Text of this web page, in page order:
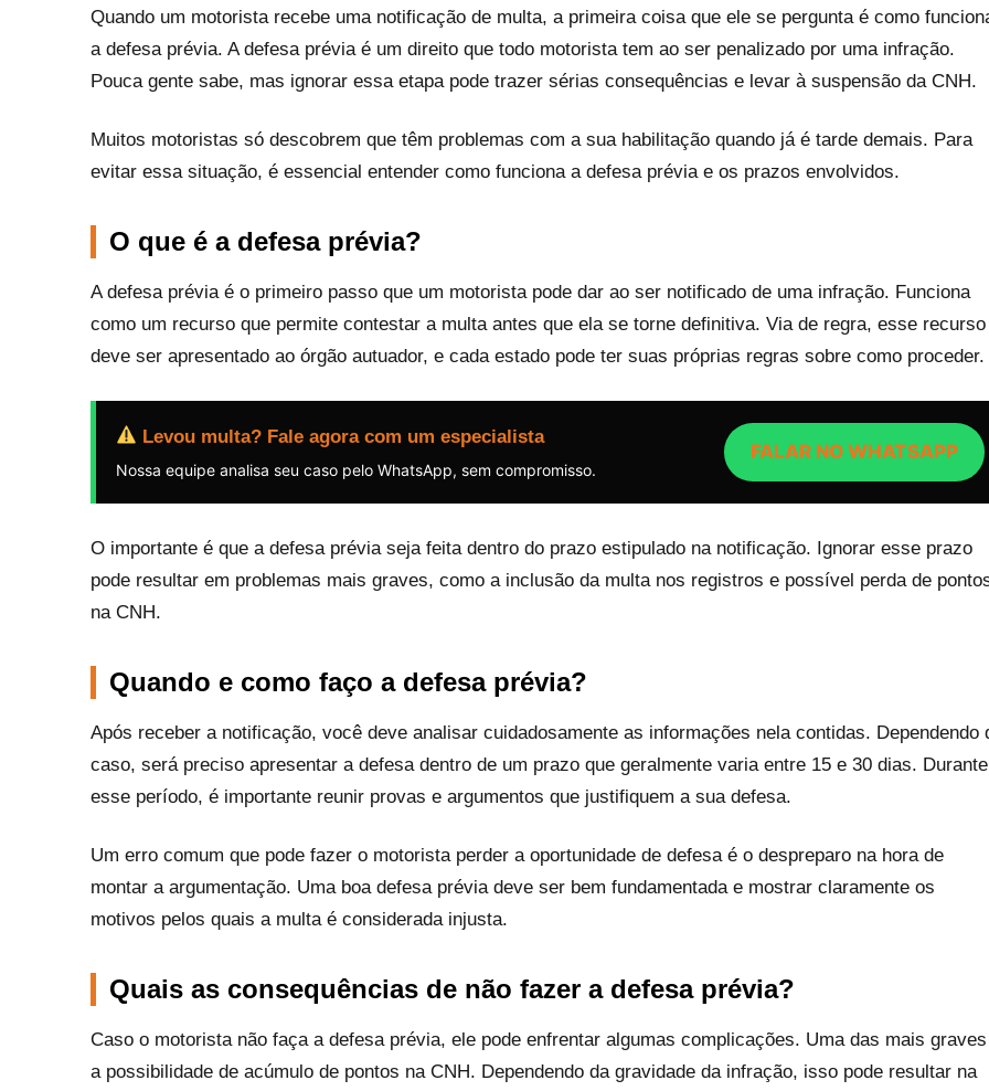
Quando um motorista recebe uma notificação de multa, a primeira coisa que ele se pergunta é como
a defesa prévia. A defesa prévia é um direito que todo motorista tem ao ser penalizado por uma infração.
Pouca gente sabe, mas ignorar essa etapa pode trazer sérias consequências e levar à suspensão da CNH.
Muitos motoristas só descobrem que têm problemas com a sua habilitação quando já é tarde demais. Para
evitar essa situação, é essencial entender como funciona a defesa prévia e os prazos envolvidos.
O que é a defesa prévia?
A defesa prévia é o primeiro passo que um motorista pode dar ao ser notificado de uma infração. Funciona
como um recurso que permite contestar a multa antes que ela se torne definitiva. Via de regra, esse recurso
deve ser apresentado ao órgão autuador, e cada estado pode ter suas próprias regras sobre como proceder.
Levou multa? Fale agora com um especialista
Nossa equipe analisa seu caso pelo WhatsApp, sem compromisso.
FALAR NO WHATSAPP
O importante é que a defesa prévia seja feita dentro do prazo estipulado na notificação. Ignorar esse prazo
pode resultar em problemas mais graves, como a inclusão da multa nos registros e possível perda de
na CNH.
Quando e como faço a defesa prévia?
Após receber a notificação, você deve analisar cuidadosamente as informações nela contidas. Dependendo
caso, será preciso apresentar a defesa dentro de um prazo que geralmente varia entre 15 e 30 dias. Durante
esse período, é importante reunir provas e argumentos que justifiquem a sua defesa.
Um erro comum que pode fazer o motorista perder a oportunidade de defesa é o despreparo na hora de
montar a argumentação. Uma boa defesa prévia deve ser bem fundamentada e mostrar claramente os
motivos pelos quais a multa é considerada injusta.
Quais as consequências de não fazer a defesa prévia?
Caso o motorista não faça a defesa prévia, ele pode enfrentar algumas complicações. Uma das mais
a possibilidade de acúmulo de pontos na CNH. Dependendo da gravidade da infração, isso pode resultar na